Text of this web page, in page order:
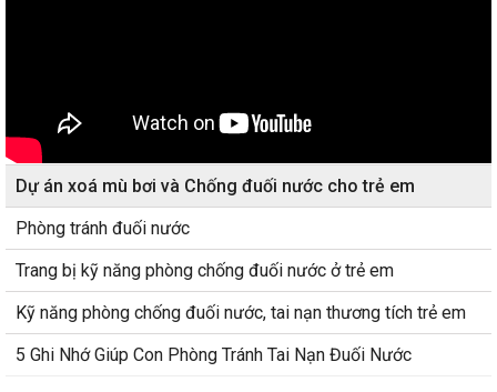
Dự án xoá mù bơi và Chống đuối nước cho trẻ em
Phòng tránh đuối nước
Trang bị kỹ năng phòng chống đuối nước ở trẻ em
Kỹ năng phòng chống đuối nước, tai nạn thương tích trẻ em
5 Ghi Nhớ Giúp Con Phòng Tránh Tai Nạn Đuối Nước